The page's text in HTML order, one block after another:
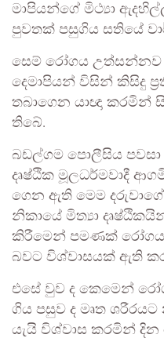
මාපියන්ගේ මිථ්‍යා
පුවතක් පසුගිය සතියේ
සෙම් රෝගය උත්සන්නව
දෙමාපියන් විසින් කිසිදු
තබාගෙන යාඥා කරමින්
තිබේ.
බඩල්ගම පොලීසිය පවසා
දෘෂ්ඨික මූලධර්මවාදී
ගෙන ඇති මෙම
නිකායේ මිත්‍යා
කිරීමෙන් පමණක් රෝගය
බවට විශ්වාසයක් ඇති
එසේ වුව ද කෙමෙන්
ගිය පසුව ද මෘත
යැයි විශ්වාස කරමින් දින